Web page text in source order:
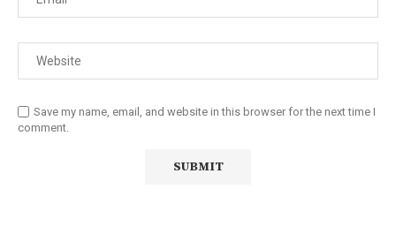
Save my name, email, and website in this browser for the next time I
comment.